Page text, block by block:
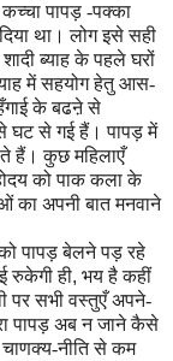
पापड़ -पक्का
था। लोग इसे सही
शादी ब्याह के पहले घरों
में सहयोग हेतु आस-
के बढऩे से
से घट से गई हैं। पापड़ में
हैं। कुछ महिलाएँ
को पाक कला के
का अपनी बात मनवाने
पापड़ बेलने पड़ रहे
रुकेगी ही, भय है कहीं
पर सभी वस्तुएँ अपने-
पापड़ अब न जाने कैसे
चाणक्य-नीति से कम